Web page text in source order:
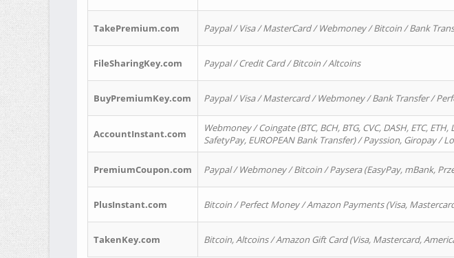
TakePremium.com Paypal / Visa / MasterCard / Webmoney / Bitcoin / Bank
FileSharingKey.com Paypal / Credit Card / Bitcoin / Altcoins
BuyPremiumKey.com Paypal / Visa / Mastercard / Webmoney / Bank Transfer /
AccountInstant.com
Webmoney / Coingate (BTC, BCH, BTG, CVC, DASH, ETC,
SafetyPay, EUROPEAN Bank Transfer) / Payssion, Giropay /
PremiumCoupon.com Paypal / Webmoney / Bitcoin / Paysera (EasyPay, mBank,
PlusInstant.com Bitcoin / Perfect Money / Amazon Payments (Visa,
TakenKey.com Bitcoin, Altcoins / Amazon Gift Card (Visa, Mastercard,